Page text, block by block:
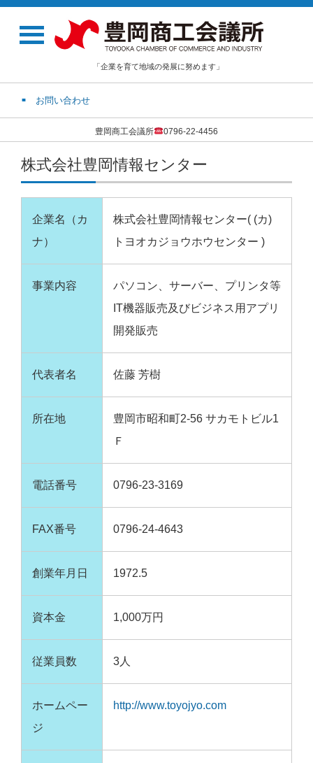
「企業を育て地域の発展に努めます」
お問い合わせ
豊岡商工会議所 0796-22-4456
株式会社豊岡情報センター
企業名（カ
ナ）
株式会社豊岡情報センター( (カ)
トヨオカジョウホウセンター )
事業内容
パソコン、サーバー、プリンタ等
IT機器販売及びビジネス用アプリ
開発販売
代表者名 佐藤 芳樹
所在地
豊岡市昭和町2-56 サカモトビル1
Ｆ
電話番号 0796-23-3169
FAX番号 0796-24-4643
創業年月日 1972.5
資本金 1,000万円
従業員数 3人
ホームペー
ジ
http://www.toyojyo.com